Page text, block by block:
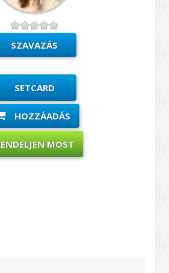
SETCARD
HOZZÁADÁS
MOST